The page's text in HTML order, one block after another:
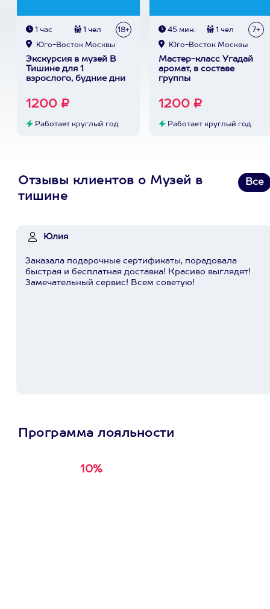
1 час 1 чел 18+
Юго-Восток Москвы
Экскурсия в музей В
Тишине для 1
взрослого, будние дни
1200 ₽
Работает круглый год
45 мин. 1 чел 7+
Юго-Восток Москвы
Мастер-класс Угадай
аромат, в составе
группы
1200 ₽
Работает круглый год
Отзывы клиентов о Музей в
тишине
Все
Юлия
Заказала подарочные сертификаты, порадовала
быстрая и бесплатная доставка! Красиво выглядят!
Замечательный сервис! Всем советую!
Программа лояльности
10%